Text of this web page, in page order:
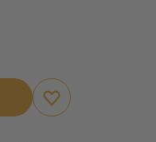
Aggiungi ai
Rimuovi dai